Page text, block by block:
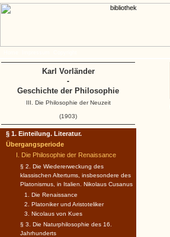
§ 1. Einteilung. Literatur.
Übergangsperiode
I. Die Philosophie der Renaissance
§ 2. Die Wiedererweckung des
klassischen Altertums, insbesondere des
Platonismus, in Italien. Nikolaus Cusanus
1. Die Renaissance
2. Platoniker und Aristoteliker
3. Nicolaus von Kues
§ 3. Die Naturphilosophie des 16.
Jahrhunderts
Karl Vorländer
-
Geschichte der Philosophie
III. Die Philosophie der Neuzeit
(1903)